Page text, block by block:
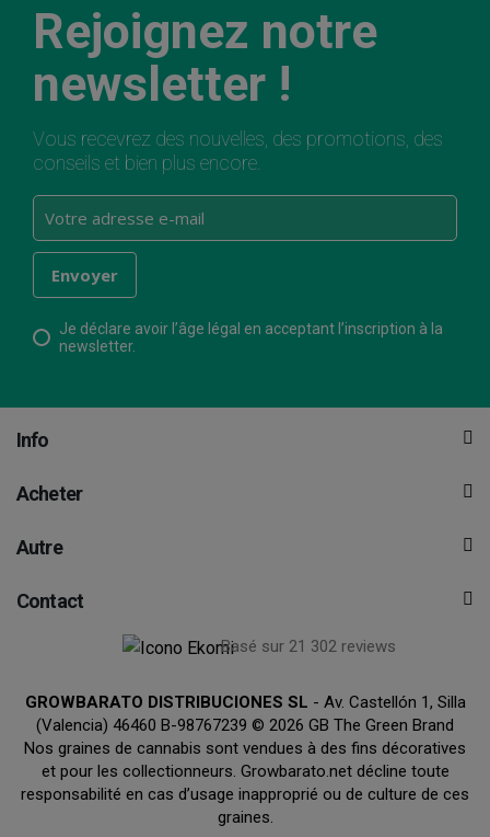
Rejoignez notre
newsletter !
Vous recevrez des nouvelles, des promotions, des
conseils et bien plus encore.
Je déclare avoir l’âge légal en acceptant l’inscription à la
newsletter.
Info
Acheter
Autre
Contact
Basé sur 21 302 reviews
GROWBARATO DISTRIBUCIONES SL - Av. Castellón 1, Silla
(Valencia) 46460 B-98767239 © 2026 GB The Green Brand
Nos graines de cannabis sont vendues à des fins décoratives
et pour les collectionneurs. Growbarato.net décline toute
responsabilité en cas d’usage inapproprié ou de culture de ces
graines.